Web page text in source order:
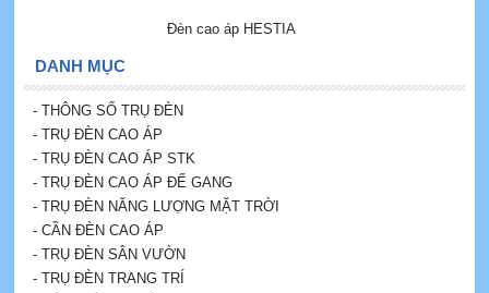
Đèn cao áp HESTIA
DANH MỤC
- THÔNG SỐ TRỤ ĐÈN
- TRỤ ĐÈN CAO ÁP
- TRỤ ĐÈN CAO ÁP STK
- TRỤ ĐÈN CAO ÁP ĐẾ GANG
- TRỤ ĐÈN NĂNG LƯỢNG MẶT TRỜI
-CẦN ĐÈN CAO ÁP
- TRỤ ĐÈN SÂN VƯỜN
- TRỤ ĐÈN TRANG TRÍ